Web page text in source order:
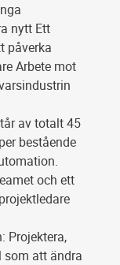
nytt Ett
påverka
Arbete mot
av totalt 45
bestående
och ett
Projektera,
som att ändra